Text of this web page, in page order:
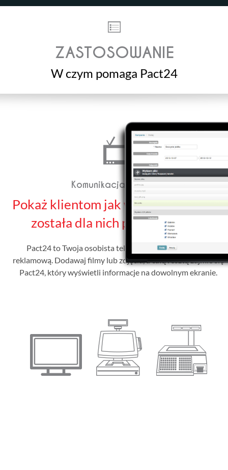
ZASTOSOWANIE
W czym pomaga Pact24
Komunikacja wizualna
Pokaż klientom jak wyjątkowa oferta
została dla nich przygotowana.
Pact24 to Twoja osobista telewizja. Stwórz kampanię
reklamową. Dodawaj filmy lub zdjęcia, a całą resztą zajmie się
Pact24, który wyświetli informacje na dowolnym ekranie.